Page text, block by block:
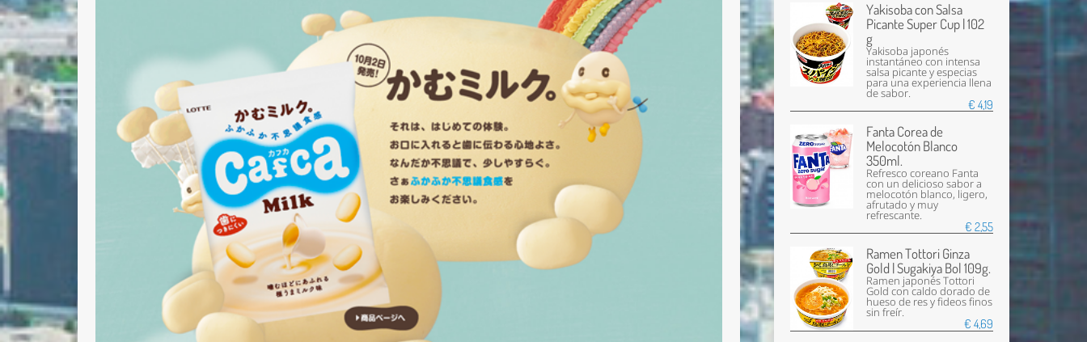
Yakisoba con Salsa
Picante Super Cup | 102
g
Yakisoba japonés
instantáneo con intensa
salsa picante y especias
para una experiencia llena
de sabor.
€ 4,19
Fanta Corea de
Melocotón Blanco
350ml.
Refresco coreano Fanta
con un delicioso sabor a
melocotón blanco, ligero,
afrutado y muy
refrescante.
€ 2,55
Ramen Tottori Ginza
Gold | Sugakiya Bol 109g.
Ramen japonés Tottori
Gold con caldo dorado de
hueso de res y fideos finos
sin freír.
€ 4,69
Nombre *